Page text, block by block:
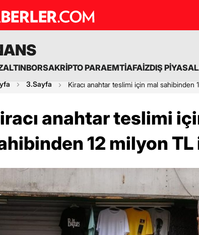
ALTINBORSAKRİPTO PARAEMTİAFAİZDIŞ
3.Sayfa Kiracı anahtar teslimi için mal sahibinden
anahtar teslimi
12 milyon